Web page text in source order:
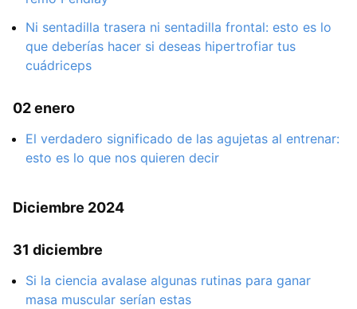
Ni sentadilla trasera ni sentadilla frontal: esto es lo
que deberías hacer si deseas hipertrofiar tus
cuádriceps
02 enero
El verdadero significado de las agujetas al entrenar:
esto es lo que nos quieren decir
Diciembre 2024
31 diciembre
Si la ciencia avalase algunas rutinas para ganar
masa muscular serían estas